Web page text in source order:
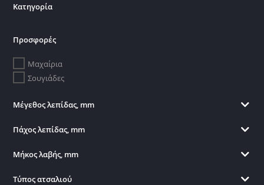
Κατηγορία
Προσφορές
Μαχαίρια
Σουγιάδες
Μέγεθος λεπίδας, mm
Πάχος λεπίδας, mm
Μήκος λαβής, mm
Τύπος ατσαλιού